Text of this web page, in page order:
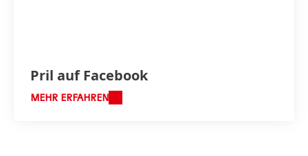
Pril auf Facebook
MEHR ERFAHREN